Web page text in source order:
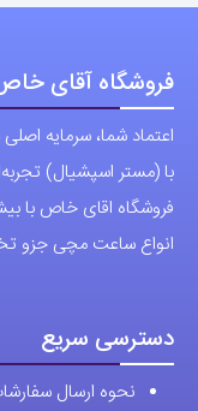
فروشگاه آقای
اعتماد شما، سرمایه
با (مستر اسپشیال)
انواع ساعت مچی جزو
دسترسی سریع
نحوه ارسال